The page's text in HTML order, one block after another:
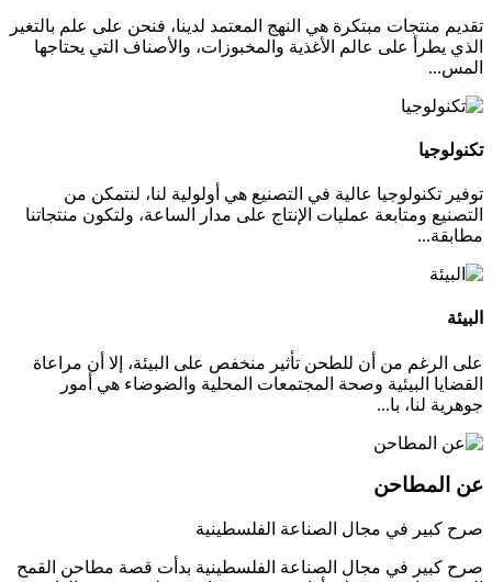
تقديم منتجات مبتكرة هي النهج المعتمد لدينا، فنحن على علم بالتغير
الذي يطرأ على عالم الأغذية والمخبوزات، والأصناف التي يحتاجها
المس...
تكنولوجيا
توفير تكنولوجيا عالية في التصنيع هي أولولية لنا، لنتمكن من
التصنيع ومتابعة عمليات الإنتاج على مدار الساعة، ولتكون منتجاتنا
مطابقة...
البيئة
على الرغم من أن للطحن تأثير منخفص على البيئة، إلا أن مراعاة
القضايا البيئية وصحة المجتمعات المحلية والضوضاء هي أمور
جوهرية لنا، با...
عن المطاحن
صرح كبير في مجال الصناعة الفلسطينية
صرح كبير في مجال الصناعة الفلسطينية بدأت قصة مطاحن القمح